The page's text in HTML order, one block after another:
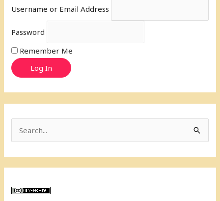
Username or Email Address
Password
Remember Me
Log In
c